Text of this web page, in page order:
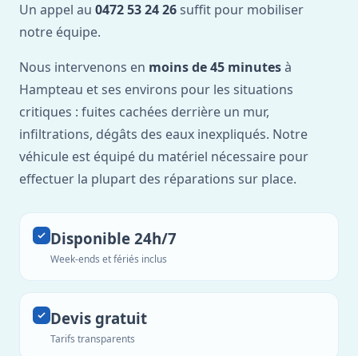
Un appel au 0472 53 24 26 suffit pour mobiliser
notre équipe.
Nous intervenons en moins de 45 minutesà
Hampteau et ses environs pour les situations
critiques : fuites cachées derrière un mur,
infiltrations, dégâts des eaux inexpliqués. Notre
véhicule est équipé du matériel nécessaire pour
effectuer la plupart des réparations sur place.
Disponible 24h/7
Week-ends et fériés inclus
Devis gratuit
Tarifs transparents